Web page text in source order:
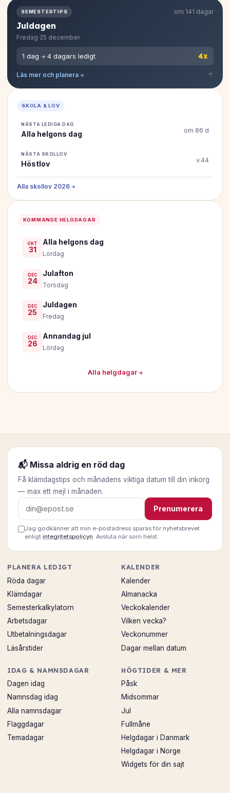
SEMESTERTIPS om 141 dagar
Juldagen
Fredag 25 december
1 dag → 4 dagars ledigt 4x
Läs mer och planera →
SKOLA & LOV
NÄSTA LEDIGA DAG
Alla helgons dag om 86 d
NÄSTA SKOLLOV
Höstlov v.44
Alla skollov 2026 →
KOMMANDE HELGDAGAR
OKT
31
Alla helgons dag
Lördag
DEC
24
Julafton
Torsdag
DEC
25
Juldagen
Fredag
DEC
26
Annandag jul
Lördag
Alla helgdagar →
📬 Missa aldrig en röd dag
Få klämdagstips och månadens viktiga datum till din inkorg
— max ett mejl i månaden.
E-postadress Prenumerera
Jag godkänner att min e-postadress sparas för nyhetsbrevet
enligt integritetspolicyn. Avsluta när som helst.
PLANERA LEDIGT
Röda dagar
Klämdagar
Semesterkalkylatorn
Arbetsdagar
Utbetalningsdagar
Läsårstider
KALENDER
Kalender
Almanacka
Veckokalender
Vilken vecka?
Veckonummer
Dagar mellan datum
IDAG & NAMNSDAGAR
Dagen idag
Namnsdag idag
Alla namnsdagar
Flaggdagar
Temadagar
HÖGTIDER & MER
Påsk
Midsommar
Jul
Fullmåne
Helgdagar i Danmark
Helgdagar i Norge
Widgets för din sajt